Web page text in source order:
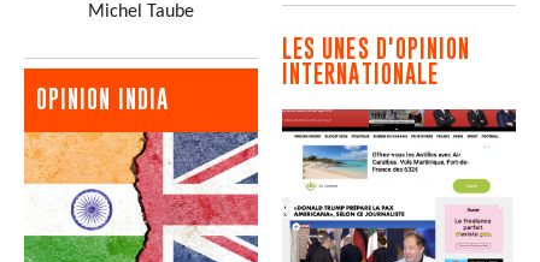
Michel Taube
OPINION INDIA
LES UNES D'OPINION
INTERNATIONALE